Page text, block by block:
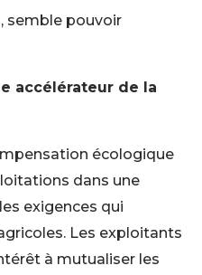
semble pouvoir
accélérateur de la
écologique
dans une
exigences qui
Les exploitants
à mutualiser les